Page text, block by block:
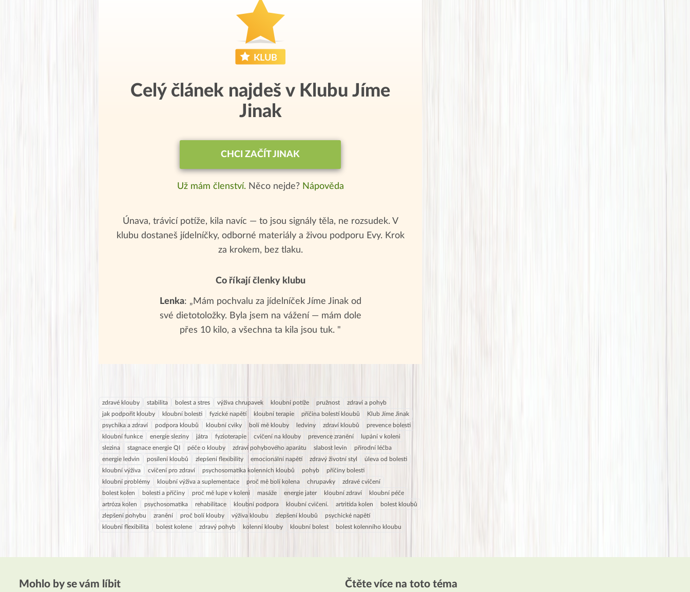
Celý článek najdeš v Klubu Jíme
Jinak
CHCI ZAČÍT JINAK
Už mám členství. Něco nejde? Nápověda
Únava, trávicí potíže, kila navíc — to jsou signály těla, ne rozsudek. V
klubu dostaneš jídelníčky, odborné materiály a živou podporu Evy. Krok
za krokem, bez tlaku.
Co říkají členky klubu
Lenka: „Mám pochvalu za jídelníček Jíme Jinak od
své dietotoložky. Byla jsem na vážení — mám dole
přes 10 kilo, a všechna ta kila jsou tuk. "
zdravé klouby stabilita bolest a stres výživa chrupavek kloubní potíže pružnost
zdraví a pohyb
jak podpořit klouby
kloubní bolesti fyzické napětí kloubní terapie příčina bolestí kloubů
Klub Jíme Jinak
psychika a zdraví
podpora kloubů kloubní cviky bolí mě klouby ledviny zdraví kloubů
prevence bolesti
kloubní funkce
energie sleziny játra fyzioterapie cvičení na klouby prevence zranění
lupání v koleni
slezina
stagnace energie QI péče o klouby zdraví pohybového aparátu slabost levin
přírodní léčba
energie ledvin
posílení kloubů zlepšení flexibility emocionální napětí zdravý životní styl
úleva od bolesti
kloubní výživa
cvičení pro zdraví psychosomatika kolenních kloubů pohyb
příčiny bolesti
kloubní problémy
kloubní výživa a suplementace proč mě bolí kolena chrupavky
zdravé cvičení
bolest kolen
bolesti a příčiny proč mě lupe v koleni masáže energie jater kloubní zdraví
kloubní péče
artróza kolen
psychosomatika rehabilitace kloubní podpora kloubní cvičení. artritida kolen
bolest kloubů
zlepšení pohybu
zranění proč bolí klouby výživa kloubu zlepšení kloubů
psychické napětí
kloubní flexibilita
bolest kolene zdravý pohyb kolenní klouby kloubní bolest bolest kolenního kloubu
Mohlo by se vám líbit Čtěte více na toto téma